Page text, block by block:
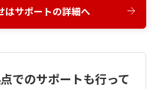
はサポートの詳細へ
でのサポートも行って